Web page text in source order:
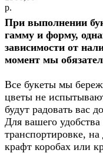
р.
При выполнении
гамму и форму,
зависимости от
момент мы
Все букеты мы
цветы не
будут радовать вас
Для вашего
транспортировке,
крафт коробах или